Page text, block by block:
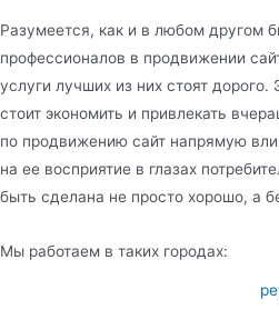
Разумеется, как и в любом другом
профессионалов в продвижении
услуги лучших из них стоят дорого.
стоит экономить и привлекать
по продвижению сайт напрямую
на ее восприятие в глазах
быть сделана не просто хорошо, а
Мы работаем в таких городах: